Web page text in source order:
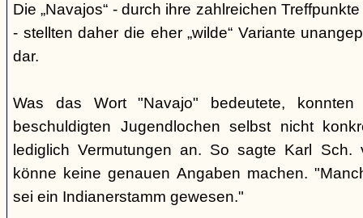
Die „Navajos“ - durch ihre zahlreichen
- stellten daher die eher „wilde“ Variante
dar.
Was das Wort "Navajo" bedeutete, konnten
beschuldigten Jugendlochen selbst nicht
lediglich Vermutungen an. So sagte Karl
könne keine genauen Angaben machen.
sei ein Indianerstamm gewesen."